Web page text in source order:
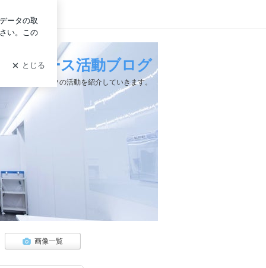
ディース活動ブログ
ースクリニックの活動を紹介していきます。
画像一覧